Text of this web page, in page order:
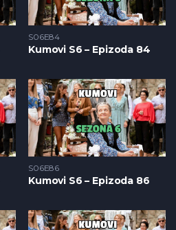
S06E84
Kumovi S6 – Epizoda 84
S06E86
Kumovi S6 – Epizoda 86